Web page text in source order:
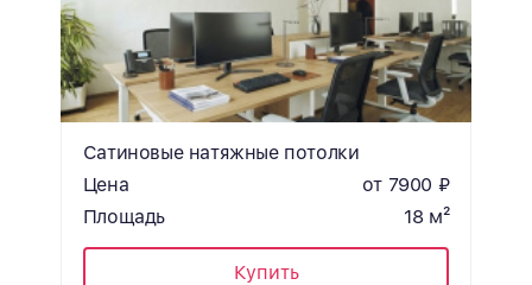
Сатиновые натяжные потолки
Цена
от 7900 ₽
Площадь
18 м²
Купить